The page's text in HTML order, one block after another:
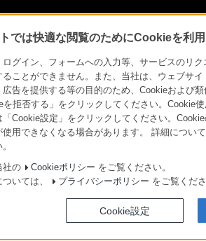
ヘッドホン MDR-AS21J 特長
ン
ステレオヘッド
MDR-
では快適な閲覧のためにCookieを利用
ログイン、フォームへの入力等、サービスのリ
ことができません。また、当社は、ウェブサ
告を提供する等の目的のため、Cookieおよび
を拒否する」をクリックしてください。Cookie
「Cookie設定」をクリックしてください。
用できなくなる場合があります。 詳細につい
社の Cookieポリシー をご覧ください。
いては、
プライバシーポリシー をご覧くださ
Cookie設定